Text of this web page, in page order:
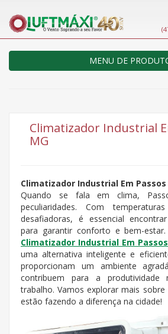
MENU DE
Climatizador Industrial
MG
Climatizador Industrial Em Passos
Quando se fala em clima,
peculiaridades. Com
desafiadoras, é essencial
para garantir conforto e bem-
Climatizador Industrial Em
uma alternativa inteligente e
proporcionam um ambiente
contribuem para a produtividade
trabalho. Vamos explorar mais sobre
estão fazendo a diferença na cidade!